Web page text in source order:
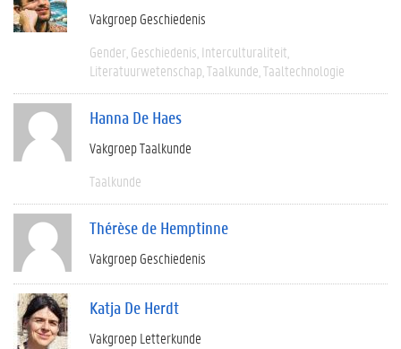
Vakgroep Geschiedenis
Gender Geschiedenis Interculturaliteit
Literatuurwetenschap Taalkunde Taaltechnologie
Hanna De Haes
Vakgroep Taalkunde
Taalkunde
Thérèse de Hemptinne
Vakgroep Geschiedenis
Katja De Herdt
Vakgroep Letterkunde